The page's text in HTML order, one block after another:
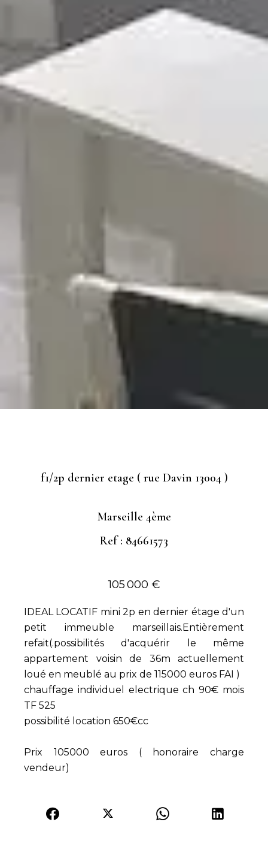
f1/2p dernier etage ( rue Davin 13004 )
Marseille 4ème
Ref : 84661573
105 000 €
IDEAL LOCATIF mini 2p en dernier étage d'un
petit immeuble marseillais.Entièrement
refait(.possibilités d'acquérir le même
appartement voisin de 36m actuellement
loué en meublé au prix de 115000 euros FAI )
chauffage individuel electrique ch 90€ mois
TF 525
possibilité location 650€cc
Prix 105000 euros ( honoraire charge
vendeur)